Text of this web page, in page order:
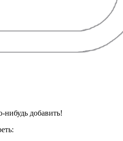
нибудь добавить!